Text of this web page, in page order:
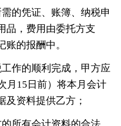
的凭证、账簿、纳税申
品，费用由委托方支
的报酬中。
作的顺利完成，甲方应
月15日前）将本月会计
及资料提供乙方；
所有会计资料的合法